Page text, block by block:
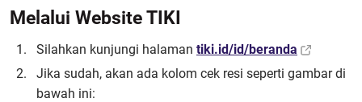
Melalui Website TIKI
Silahkan kunjungi halaman tiki.id/id/beranda
Jika sudah, akan ada kolom cek resi seperti gambar di
bawah ini: